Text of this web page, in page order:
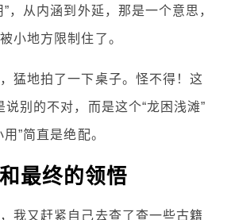
，从内涵到外延，那是一个意思，
小地方限制住了。
猛地拍了一下桌子。怪不得！这
别的不对，而是这个“龙困浅滩”
”简直是绝配。
最终的领悟
我又赶紧自己去查了查一些古籍